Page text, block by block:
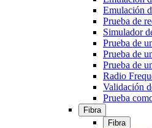
Emulación
Prueba de
Simulador
Prueba de
Prueba de
Prueba de
Radio
Validación
Prueba
Fibra
Fibra